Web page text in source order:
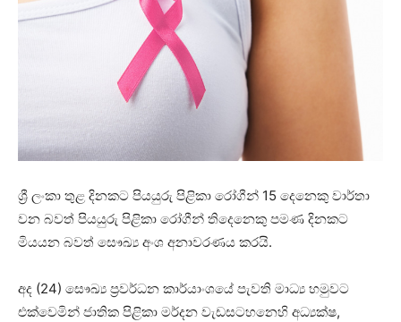
ශ්‍රී ලංකා තුළ දිනකට පියයුරු පිළිකා රෝගීන් 15 දෙනෙකු වාර්තා
වන බවත් පියයුරු පිළිකා රෝගීන් තිදෙනෙකු පමණ දිනකට
මියයන බවත් සෞඛ්‍ය අංශ අනාවරණය කරයි.
අද (24) සෞඛ්‍ය ප්‍රවර්ධන කාර්යාංශයේ පැවති මාධ්‍ය හමුවට
එක්වෙමින් ජාතික පිළිකා මර්දන වැඩසටහනෙහි අධ්‍යක්ෂ,